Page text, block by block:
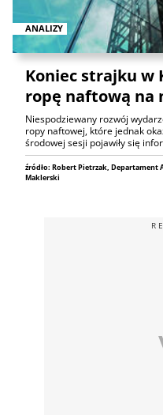
ANALIZY
Koniec strajku w
ropę naftową na
Niespodziewany rozwój
ropy naftowej, które jednak
środowej sesji pojawiły się
źródło: Robert Pietrzak, Departament
Maklerski